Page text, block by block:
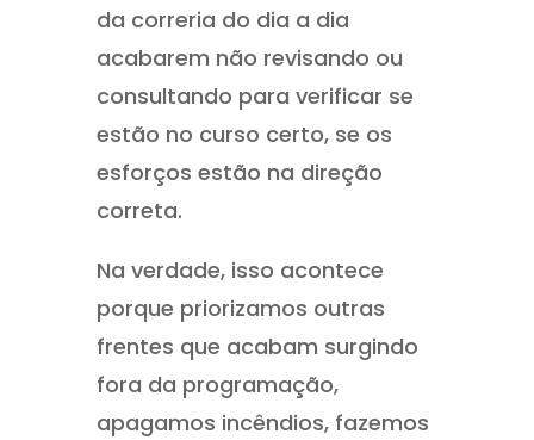
da correria do dia a dia
acabarem não revisando ou
consultando para verificar se
estão no curso certo, se os
esforços estão na direção
correta.
Na verdade, isso acontece
porque priorizamos outras
frentes que acabam surgindo
fora da programação,
apagamos incêndios, fazemos